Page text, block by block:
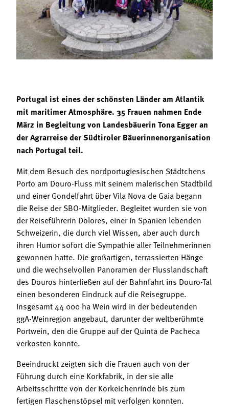
Mitgliedschaft
Landessekretariat
Bäuerliche Buffets
Hofgeschichten
Portugal ist eines der schönsten Länder am Atlantik
mit maritimer Atmosphäre. 35 Frauen nahmen Ende
März in Begleitung von Landesbäuerin Tona Egger an
der Agrarreise der Südtiroler Bäuerinnenorganisation
nach Portugal teil.
Mit dem Besuch des nordportugiesischen Städtchens
Porto am Douro-Fluss mit seinem malerischen Stadtbild
und einer Gondelfahrt über Vila Nova de Gaia begann
die Reise der SBO-Mitglieder. Begleitet wurden sie von
der Reiseführerin Dolores, einer in Spanien lebenden
Schweizerin, die durch viel Wissen, aber auch durch
ihren Humor sofort die Sympathie aller Teilnehmerinnen
gewonnen hatte. Die großartigen, terrassierten Hänge
und die wechselvollen Panoramen der Flusslandschaft
des Douros hinterließen auf der Bahnfahrt ins Douro-Tal
einen besonderen Eindruck auf die Reisegruppe.
Insgesamt 44 000 ha Wein wird in der bedeutenden
ggA-Weinregion angebaut, darunter der weltberühmte
Portwein, den die Gruppe auf der Quinta de Pacheca
verkosten konnte.
Beeindruckt zeigten sich die Frauen auch von der
Führung durch eine Korkfabrik, in der sie alle
Arbeitsschritte von der Korkeichenrinde bis zum
fertigen Flaschenstöpsel mit verfolgen konnten.